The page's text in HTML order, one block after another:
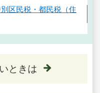
区民税・都民税（住
ときは